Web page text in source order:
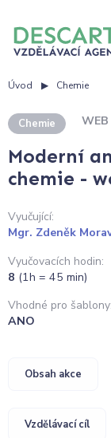
Úvod Chemie
Chemie
Moderní
chemie -
Vyučující:
Mgr. Zdeněk
Vyučovacích hodin:
8 (1h = 45 min)
Vhodné pro šablony:
ANO
Obsah akce
Vzdělávací cíl